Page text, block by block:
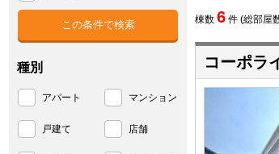
棟数 6 件 (総部屋
コーポラ
種別
アパート マンション
戸建て 店舗